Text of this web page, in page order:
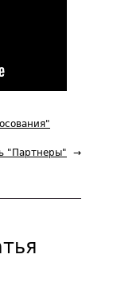
"Партнеры"